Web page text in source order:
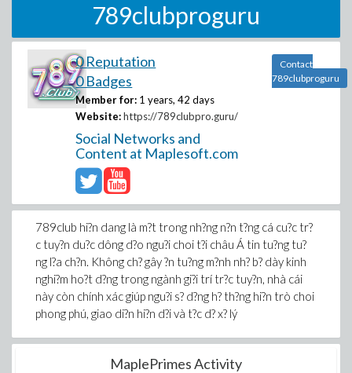
789clubproguru
0 Reputation
0 Badges
Member for: 1 years, 42 days
Website: https://789clubpro.guru/
Social Networks and
Content at Maplesoft.com
Contact
789clubproguru
789club hi?n dang là m?t trong nh?ng n?n t?ng cá cu?c tr?
c tuy?n du?c dông d?o ngu?i choi t?i châu Á tin tu?ng tu?
ng l?a ch?n. Không ch? gây ?n tu?ng m?nh nh? b? dày kinh
nghi?m ho?t d?ng trong ngành gi?i trí tr?c tuy?n, nhà cái
này còn chính xác giúp ngu?i s? d?ng h? th?ng hi?n trò choi
phong phú, giao di?n hi?n d?i và t?c d? x? lý
MaplePrimes Activity